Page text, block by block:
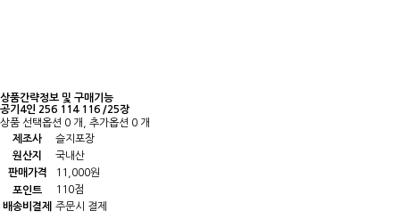
상품간략정보 및 구매기능
공기4인 256 114 116 /25장
상품 선택옵션 0 개, 추가옵션 0 개
제조사
슬지포장
원산지
국내산
판매가격
11,000원
포인트
110점
배송비결제
주문시 결제